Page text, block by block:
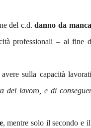
del c.d.danno da
professionali – al fine
sulla capacità
del lavoro, e di
, mentre solo il secondo e